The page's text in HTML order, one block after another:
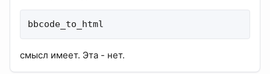
bbcode_to_html
смысл имеет. Эта - нет.